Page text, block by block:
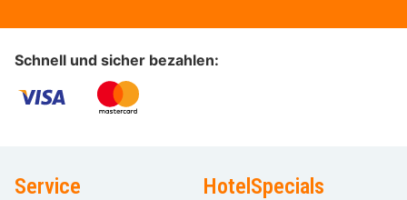
Schnell und sicher bezahlen:
Service HotelSpecials